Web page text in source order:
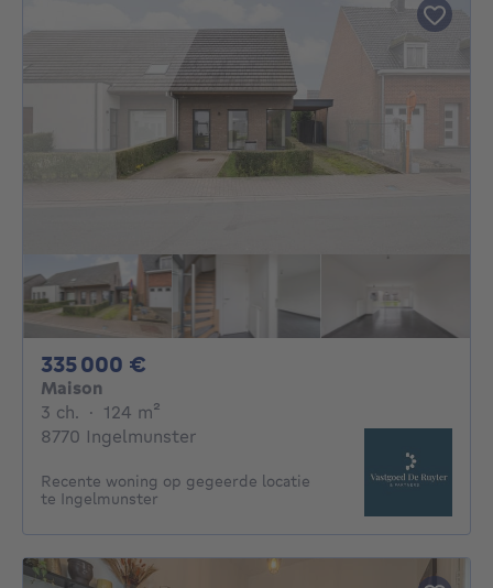
335 000 €
Maison
3 ch. 3 chambres
· 124 m²
8770 Ingelmunster
Recente woning op gegeerde locatie
te Ingelmunster